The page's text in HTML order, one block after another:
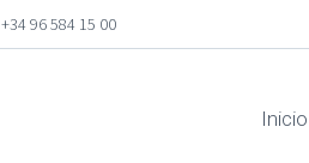
+34 96 584 15 00
Inicio